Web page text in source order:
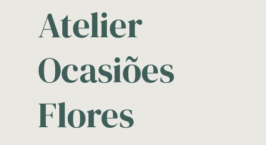
Atelier
Ocasiões
Flores